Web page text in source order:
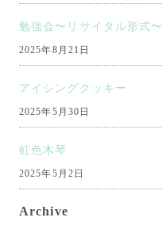
勉強会〜リサイタル形式〜
2025年8月21日
アイシングクッキー
2025年5月30日
虹色木琴
2025年5月2日
Archive